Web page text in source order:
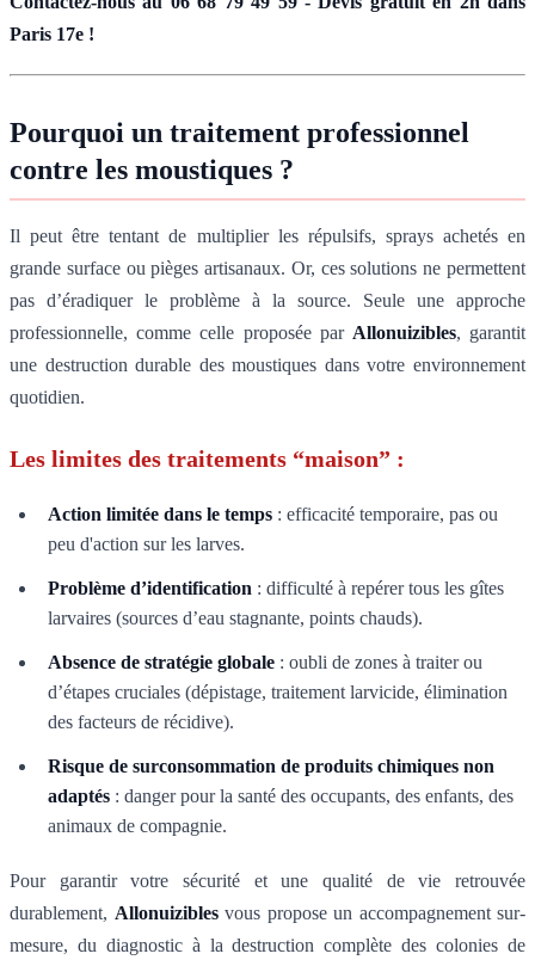
Paris 17e !
Pourquoi un traitement professionnel
contre les moustiques ?
Il peut être tentant de multiplier les répulsifs, sprays achetés en
grande surface ou pièges artisanaux. Or, ces solutions ne permettent
pas d’éradiquer le problème à la source. Seule une approche
professionnelle, comme celle proposée par Allonuizibles, garantit
une destruction durable des moustiques dans votre environnement
quotidien.
Les limites des traitements “maison” :
Action limitée dans le temps : efficacité temporaire, pas ou
peu d'action sur les larves.
Problème d’identification : difficulté à repérer tous les gîtes
larvaires (sources d’eau stagnante, points chauds).
Absence de stratégie globale : oubli de zones à traiter ou
d’étapes cruciales (dépistage, traitement larvicide, élimination
des facteurs de récidive).
Risque de surconsommation de produits chimiques non
adaptés : danger pour la santé des occupants, des enfants, des
animaux de compagnie.
Pour garantir votre sécurité et une qualité de vie retrouvée
durablement, Allonuiziblesvous propose un accompagnement sur-
mesure, du diagnostic à la destruction complète des colonies de